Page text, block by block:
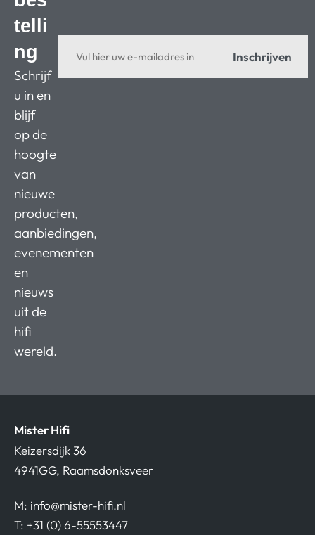
telli
ng
Schrijf
u in en
blijf
op de
hoogte
van
nieuwe
producten,
aanbiedingen,
evenementen
en
nieuws
uit de
hifi
wereld.
Inschrijven
Mister Hifi
Keizersdijk 36
4941GG, Raamsdonksveer
M: info@mister-hifi.nl
T: +31 (0) 6-55553447